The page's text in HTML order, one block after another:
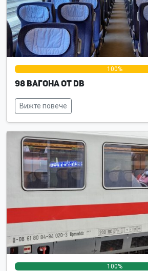
0% 100%
98 вагона от DB
Вижте повече
100%